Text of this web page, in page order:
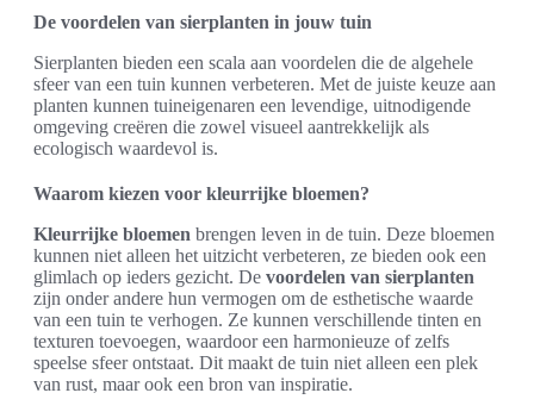
De voordelen van sierplanten in jouw tuin
Sierplanten bieden een scala aan voordelen die de algehele
sfeer van een tuin kunnen verbeteren. Met de juiste keuze aan
planten kunnen tuineigenaren een levendige, uitnodigende
omgeving creëren die zowel visueel aantrekkelijk als
ecologisch waardevol is.
Waarom kiezen voor kleurrijke bloemen?
Kleurrijke bloemen brengen leven in de tuin. Deze bloemen
kunnen niet alleen het uitzicht verbeteren, ze bieden ook een
glimlach op ieders gezicht. De voordelen van sierplanten
zijn onder andere hun vermogen om de esthetische waarde
van een tuin te verhogen. Ze kunnen verschillende tinten en
texturen toevoegen, waardoor een harmonieuze of zelfs
speelse sfeer ontstaat. Dit maakt de tuin niet alleen een plek
van rust, maar ook een bron van inspiratie.